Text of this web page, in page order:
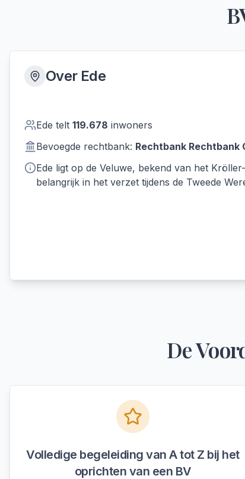
Over Ede
Ede telt 119.678 inwoners
Bevoegde rechtbank: Rechtbank Rechtbank
Ede ligt op de Veluwe, bekend van het
belangrijk in het verzet tijdens de Tweede
De
Volledige begeleiding van A tot Z bij het
oprichten van een BV